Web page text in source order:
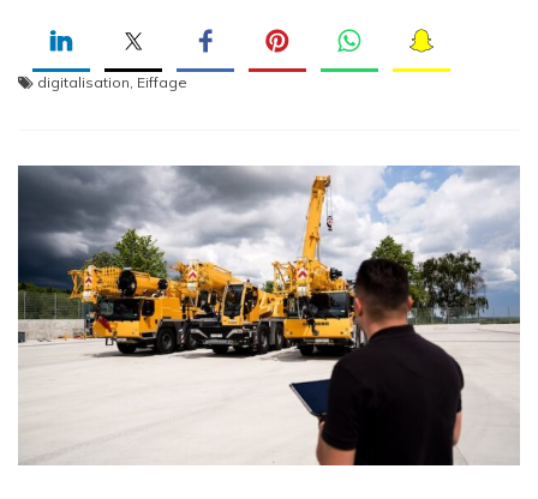
digitalisation Eiffage